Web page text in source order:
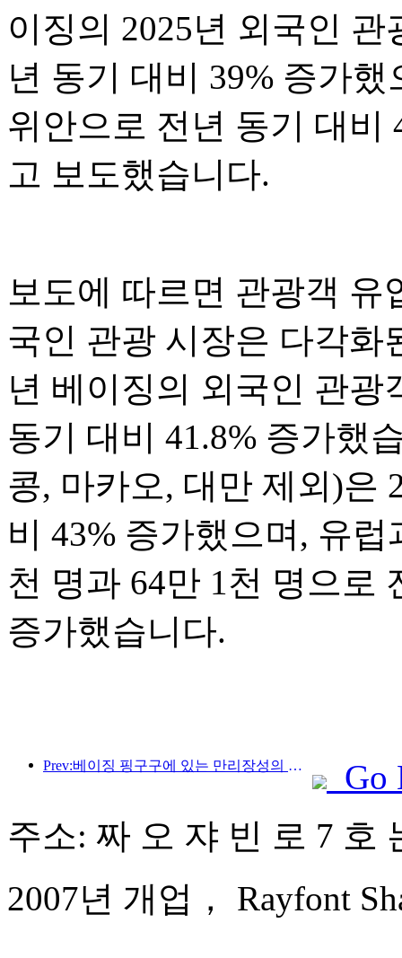
이징의 2025년 외국인
년 동기 대비 39% 증가
위안으로 전년 동기 대비
고 보도했습니다.
보도에 따르면 관광객
국인 관광 시장은 다각화
년 베이징의 외국인 관광
동기 대비 41.8% 증가했
콩, 마카오, 대만 제외)은
비 43% 증가했으며, 유
천 명과 64만 1천 명으로
증가했습니다.
Prev:베이징 핑구구에 있는 만리장성의 장쥔관 구간은 이르면 2026년 말에 일반에 개방될 예정이다.
Go
주소: 짜 오 쟈 빈 로 7 호
2007년 개업， Rayfont